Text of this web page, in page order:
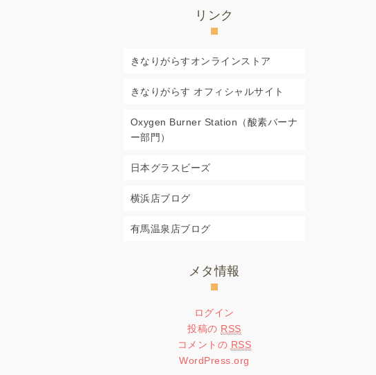
リンク
きなりがらすオンラインストア
きなりがらす オフィシャルサイト
Oxygen Burner Station（酸素バーナ
ー部門）
日本グラスビーズ
横浜店ブログ
有馬温泉店ブログ
メタ情報
ログイン
投稿の RSS
コメントの RSS
WordPress.org